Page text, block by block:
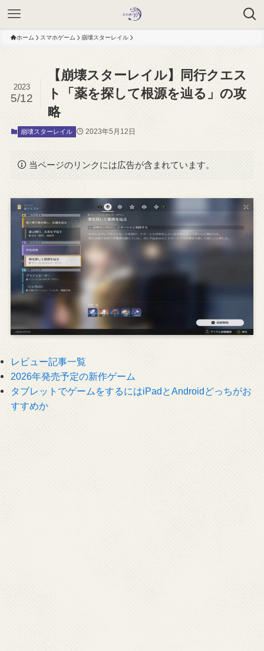
ホーム スマホゲーム 崩壊スターレイル
【崩壊スターレイル】同行クエス
ト「薬を探して根源を辿る」の攻
略
2023
5/12
崩壊スターレイル 2023年5月12日
当ページのリンクには広告が含まれています。
レビュー記事一覧
2026年発売予定の新作ゲーム
タブレットでゲームをするにはiPadとAndroidどっちがお
すすめか